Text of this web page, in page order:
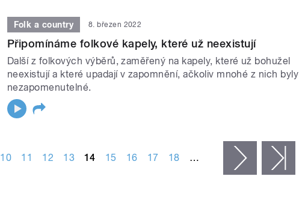
Folk a country 8. březen 2022
Připomínáme folkové kapely, které už neexistují
Další z folkových výběrů, zaměřený na kapely, které už bohužel
neexistují a které upadají v zapomnění, ačkoliv mnohé z nich byly
nezapomenutelné.
10 11 12 13 14 15 16 17 18 … následující ›